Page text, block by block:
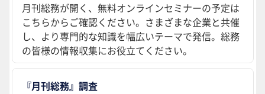
月刊総務が開く、無料オンラインセミナーの予定は
こちらからご確認ください。さまざまな企業と共催
し、より専門的な知識を幅広いテーマで発信。総務
の皆様の情報収集にお役立てください。
『月刊総務』調査